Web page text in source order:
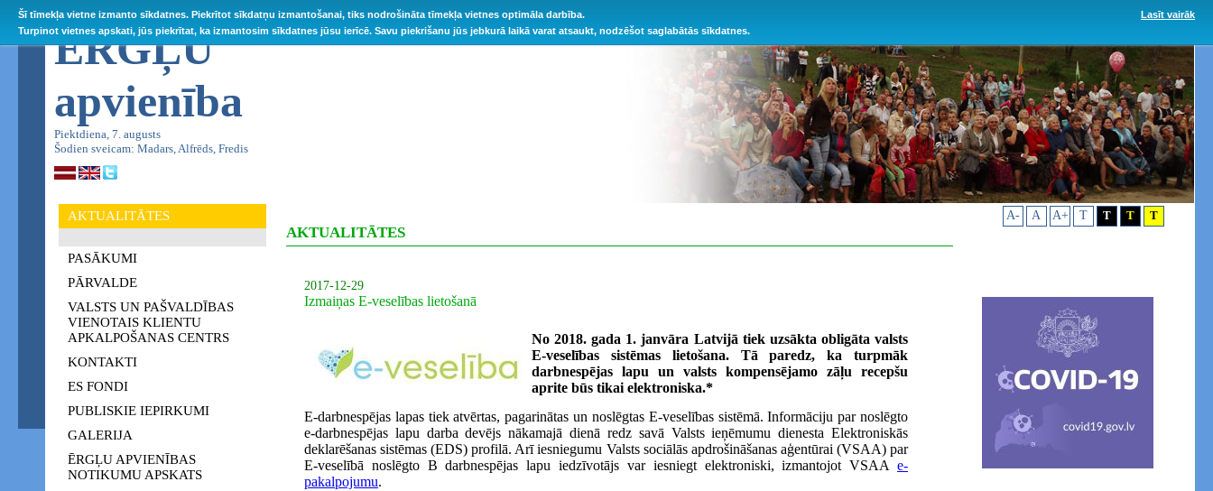
Šī tīmekļa vietne izmanto sīkdatnes. Piekrītot sīkdatņu izmantošanai, tiks nodrošināta tīmekļa vietnes optimāla darbība.
Turpinot vietnes apskati, jūs piekrītat, ka izmantosim sīkdatnes jūsu ierīcē. Savu piekrišanu jūs jebkurā laikā varat atsaukt, nodzēšot saglabātās sīkdatnes.
Lasīt vairāk
ĒRGĻU
apvienība
Piektdiena, 7. augusts
Šodien sveicam: Madars, Alfrēds, Fredis
AKTUALITĀTES
PASĀKUMI
PĀRVALDE
VALSTS UN PAŠVALDĪBAS
VIENOTAIS KLIENTU
APKALPOŠANAS CENTRS
KONTAKTI
ES FONDI
PUBLISKIE IEPIRKUMI
GALERIJA
ĒRGĻU APVIENĪBAS
NOTIKUMU APSKATS
AKTUALITĀTES
2017-12-29
Izmaiņas E-veselības lietošanā
No 2018. gada 1. janvāra Latvijā tiek uzsākta obligāta valsts
E-veselības sistēmas lietošana. Tā paredz, ka turpmāk
darbnespējas lapu un valsts kompensējamo zāļu recepšu
aprite būs tikai elektroniska.*
E-darbnespējas lapas tiek atvērtas, pagarinātas un noslēgtas E-veselības sistēmā. Informāciju par noslēgto
e-darbnespējas lapu darba devējs nākamajā dienā redz savā Valsts ieņēmumu dienesta Elektroniskās
deklarēšanas sistēmas (EDS) profilā. Arī iesniegumu Valsts sociālās apdrošināšanas aģentūrai (VSAA) par
E-veselībā noslēgto B darbnespējas lapu iedzīvotājs var iesniegt elektroniski, izmantojot VSAA e-
pakalpojumu.
A- A A+ T T T T